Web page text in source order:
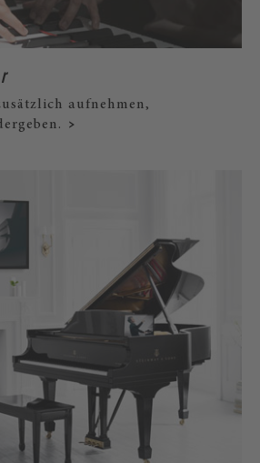
r
aufnehmen,